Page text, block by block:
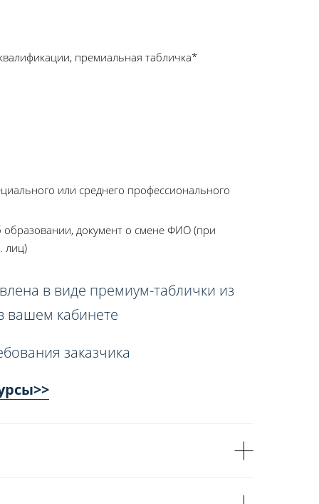
премиальная табличка*
или среднего профессионального
документ о смене ФИО (при
лиц)
в виде премиум-таблички из
вашем кабинете
заказчика